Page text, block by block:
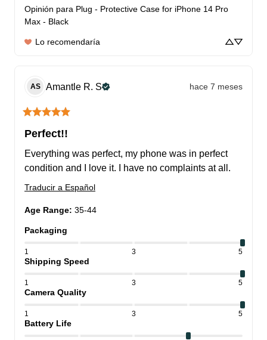
Opinión para Plug - Protective Case for iPhone 14 Pro
Max - Black
Lo recomendaría
AS Amantle R. S hace 7 meses
Perfect!!
Everything was perfect, my phone was in perfect
condition and I love it. I have no complaints at all.
Traducir a Español
Age Range: 35-44
Packaging
1 3 5
Shipping Speed
1 3 5
Camera Quality
1 3 5
Battery Life